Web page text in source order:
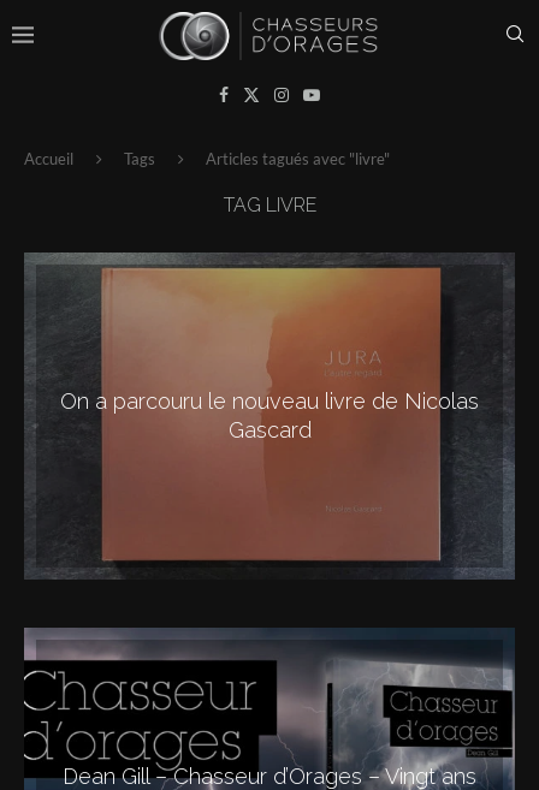
Accueil Tags Articles tagués avec "livre"
TAG LIVRE
On a parcouru le nouveau livre de Nicolas
Gascard
Dean Gill – Chasseur d’Orages – Vingt ans